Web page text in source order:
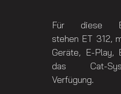
Für diese
stehen ET 312,
Geräte, E-Play,
das Cat-
Verfügung.